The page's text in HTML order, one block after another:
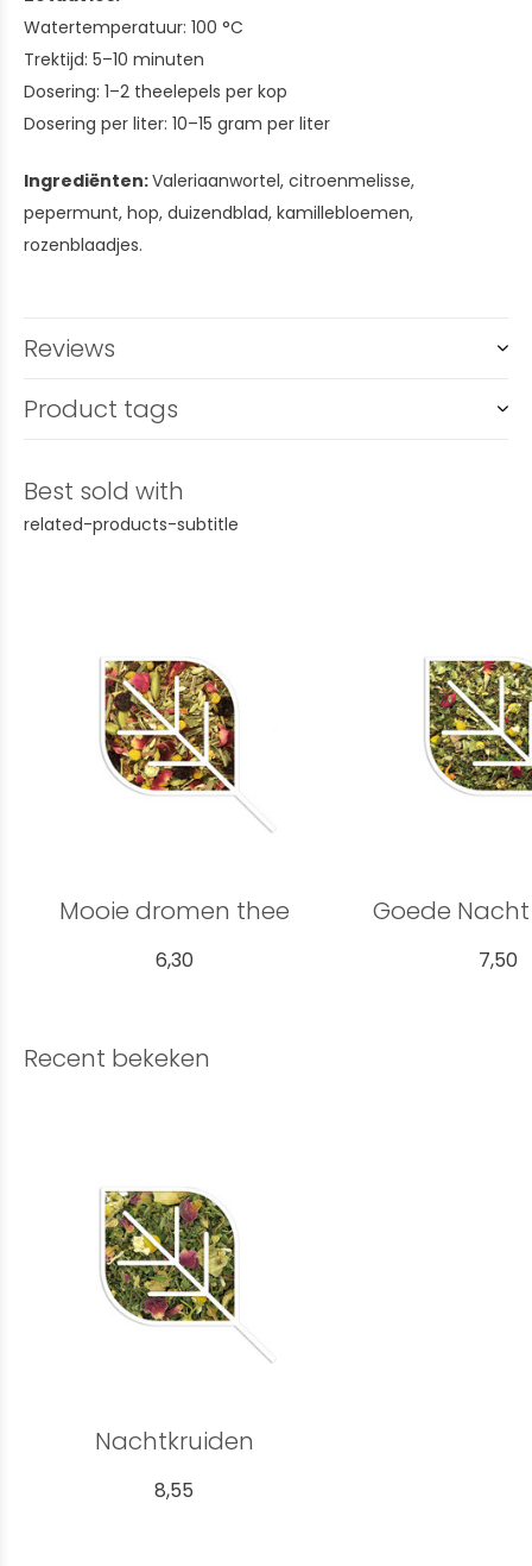
Watertemperatuur: 100 °C
Trektijd: 5–10 minuten
Dosering: 1–2 theelepels per kop
Dosering per liter: 10–15 gram per liter
Ingrediënten:Valeriaanwortel, citroenmelisse,
pepermunt, hop, duizendblad, kamillebloemen,
rozenblaadjes.
Reviews
Product tags
Best sold with
related-products-subtitle
Mooie dromen thee
6,30
Goede
7,50
Recent bekeken
Nachtkruiden
8,55